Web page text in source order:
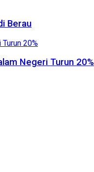
Berau
Negeri Turun 20%